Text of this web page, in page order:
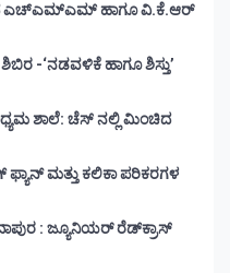
-‘ನಡವಳಿಕೆ ಹಾಗೂ ಶಿಸ್ತು’
ಶಾಲೆ: ಚೆಸ್ ನಲ್ಲಿ ಮಿಂಚಿದ
ಫ್ಯಾನ್ ಮತ್ತು ಕಲಿಕಾ ಪರಿಕರಗಳ
: ಜ್ಯೂನಿಯರ್‌ ರೆಡ್‌ಕ್ರಾಸ್‌